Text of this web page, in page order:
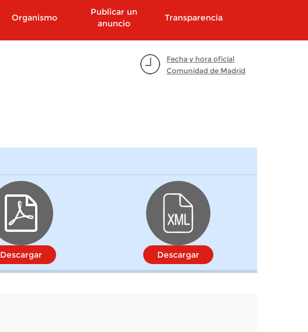
Organismo
Publicar un
anuncio
Transparencia
Fecha y hora oficial
Comunidad de Madrid
Descargar Descargar